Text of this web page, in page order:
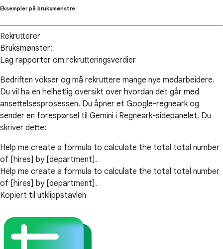
Eksempler på bruksmønstre
Rekrutterer
Bruksmønster:
Lag rapporter om rekrutteringsverdier
Bedriften vokser og må rekruttere mange nye medarbeidere.
Du vil ha en helhetlig oversikt over hvordan det går med
ansettelsesprosessen. Du åpner et Google-regneark og
sender en forespørsel til Gemini i Regneark-sidepanelet. Du
skriver dette:
Help me create a formula to calculate the total total number
of [hires] by [department].
Help me create a formula to calculate the total total number
of [hires] by [department].
Kopiert til utklippstavlen